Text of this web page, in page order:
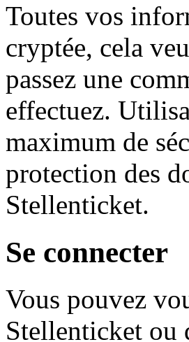
Toutes vos
cryptée, cela
passez une
effectuez.
maximum de
protection des
Stellenticket.
Se connecter
Vous pouvez
Stellenticket ou